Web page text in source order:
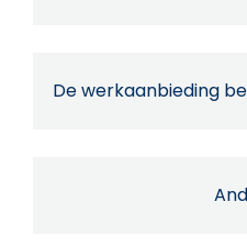
De werkaanbieding